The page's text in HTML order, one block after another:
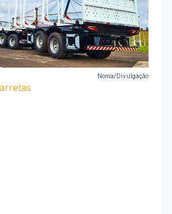
Noma/Divulgação